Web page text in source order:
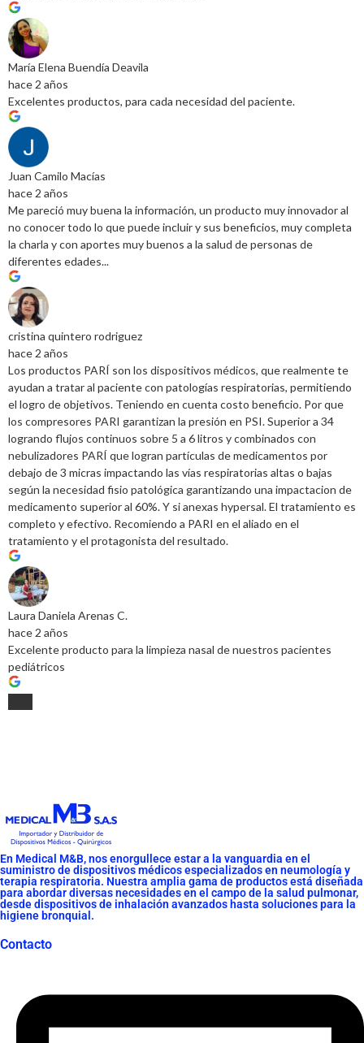
María Elena Buendía Deavila
hace 2 años
Excelentes productos, para cada necesidad del paciente.
Juan Camilo Macías
hace 2 años
Me pareció muy buena la información, un producto muy innovador al
no conocer todo lo que puede incluir y sus beneficios, muy completa
la charla y con aportes muy buenos a la salud de personas de
diferentes edades...
cristina quintero rodriguez
hace 2 años
Los productos PARÍ son los dispositivos médicos, que realmente te
ayudan a tratar al paciente con patologías respiratorias, permitiendo
el logro de objetivos. Teniendo en cuenta costo beneficio. Por que
los compresores PARI garantizan la presión en PSI. Superior a 34
logrando flujos continuos sobre 5 a 6 litros y combinados con
nebulizadores PARÍ que logran partículas de medicamentos por
debajo de 3 micras impactando las vías respiratorias altas o bajas
según la necesidad fisio patológica garantizando una impactacion de
medicamento superior al 60%. Y si anexas hypersal. El tratamiento es
completo y efectivo. Recomiendo a PARI en el aliado en el
tratamiento y el protagonista del resultado.
Laura Daniela Arenas C.
hace 2 años
Excelente producto para la limpieza nasal de nuestros pacientes
pediátricos
En Medical M&B, nos enorgullece estar a la vanguardia en el
suministro de dispositivos médicos especializados en neumología y
terapia respiratoria. Nuestra amplia gama de productos está diseñada
para abordar diversas necesidades en el campo de la salud pulmonar,
desde dispositivos de inhalación avanzados hasta soluciones para la
higiene bronquial.
Contacto